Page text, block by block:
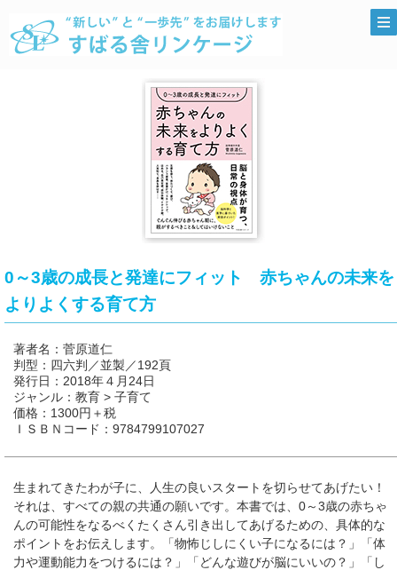
0～3歳の成長と発達にフィット 赤ちゃんの未来を
よりよくする育て方
著者名：菅原道仁
判型：四六判／並製／192頁
発行日：2018年４月24日
ジャンル：教育 > 子育て
価格：1300円＋税
ＩＳＢＮコード：9784799107027
生まれてきたわが子に、人生の良いスタートを切らせてあげたい！
それは、すべての親の共通の願いです。本書では、0～3歳の赤ちゃ
んの可能性をなるべくたくさん引き出してあげるための、具体的な
ポイントをお伝えします。「物怖じしにくい子になるには？」「体
力や運動能力をつけるには？」「どんな遊びが脳にいいの？」「し